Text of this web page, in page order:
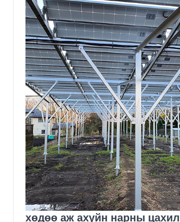
хөдөө аж ахуйн нарны